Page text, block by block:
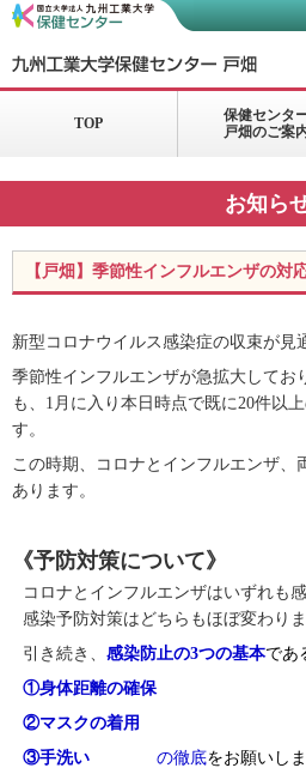
TOP
保健センタ
戸畑のご案
お知ら
【戸畑】季節性インフルエンザの対
新型コロナウイルス感染症の収束が見
季節性インフルエンザが急拡大してお
も、 1 月に入り本日時点で既に20件以
す。
この時期、コロナとインフルエンザ、
あります。
《予防対策について》
コロナとインフルエンザはいずれも
感染予防対策はどちらもほぼ変わりま
引き続き、感染防止の3つの基本であ
①身体距離の確保
②マスクの着用
③手洗い
の徹底をお願いしま